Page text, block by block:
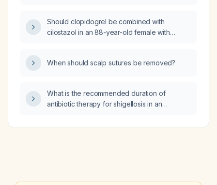
Should clopidogrel be combined with
cilostazol in an 88-year-old female with
When should scalp sutures be removed?
What is the recommended duration of
antibiotic therapy for shigellosis in an